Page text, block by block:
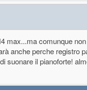
max...ma comunque
anche perche registro
suonare il pianoforte!